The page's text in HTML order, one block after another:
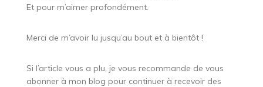
Et pour m’aimer profondément.
Merci de m’avoir lu jusqu’au bout et à bientôt !
Si l’article vous a plu, je vous recommande de vous
abonner à mon blog pour continuer à recevoir des